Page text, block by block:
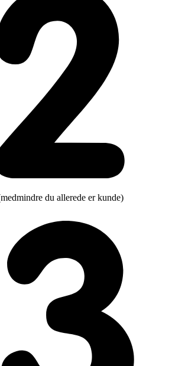
du allerede er kunde)